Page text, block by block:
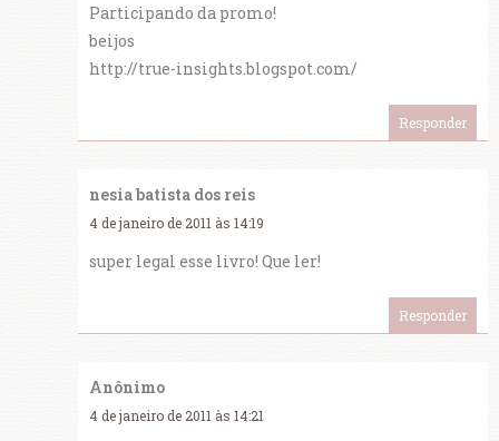
Participando da promo!
beijos
http://true-insights.blogspot.com/
Responder
nesia batista dos reis
4 de janeiro de 2011 às 14:19
super legal esse livro! Que ler!
Responder
Anônimo
4 de janeiro de 2011 às 14:21